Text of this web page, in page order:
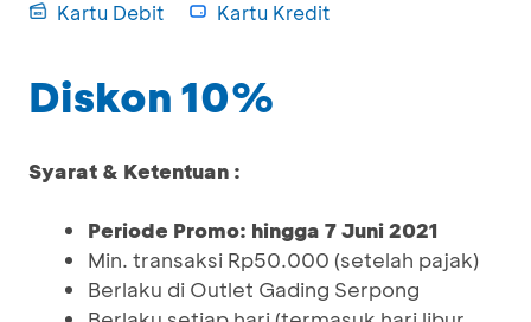
Kartu Debit Kartu Kredit
Diskon 10%
Syarat & Ketentuan :
Periode Promo: hingga 7 Juni 2021
Min. transaksi Rp50.000 (setelah pajak)
Berlaku di Outlet Gading Serpong